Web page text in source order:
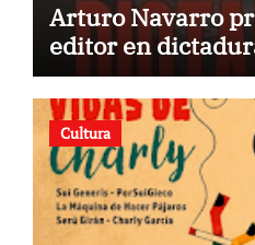
Arturo Navarro
editor en
Cultura